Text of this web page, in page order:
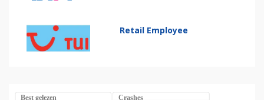
Retail Employee
Best gelezen Crashes